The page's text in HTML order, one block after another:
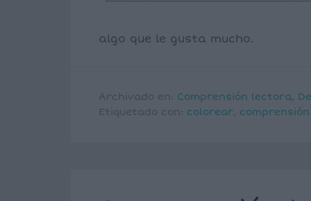
algo que le gusta mucho.
Archivado en: Comprensión lectora,
Etiquetado con: colorear,